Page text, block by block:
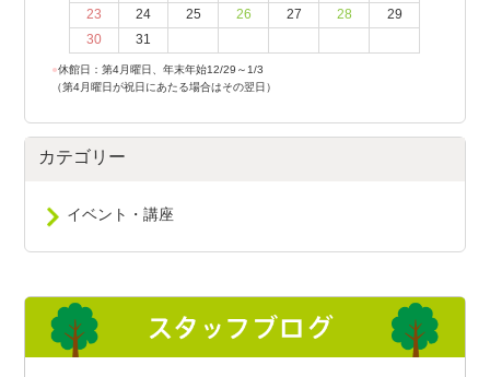
23
24 25 26 27 28
29
30
31
●休館日：第4月曜日、年末年始12/29～1/3
（第4月曜日が祝日にあたる場合はその翌日）
カテゴリー
イベント・講座